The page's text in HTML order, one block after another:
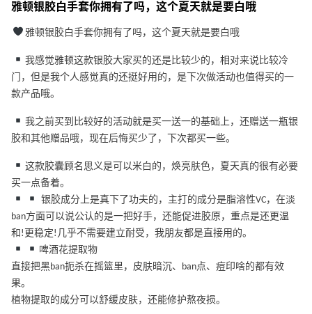
雅顿银胶白手套你拥有了吗，这个夏天就是要白哦
雅顿银胶白手套你拥有了吗，这个夏天就是要白哦
我感觉雅顿这款银胶大家买的还是比较少的，相对来说比较冷
门，但是我个人感觉真的还挺好用的，是下次做活动也值得买的一
款产品哦。
我之前买到比较好的活动就是买一送一的基础上，还赠送一瓶银
胶和其他赠品哦，现在后悔买少了，下次都买一些。
这款胶囊顾名思义是可以米白的，焕亮肤色，夏天真的很有必要
买一点备着。
银胶成分上是真下了功夫的，主打的成分是脂溶性VC，在淡
ban方面可以说公认的是一把好手，还能促进胶原，重点是还更温
和!更稳定!几乎不需要建立耐受，我朋友都是直接用的。
啤酒花提取物
直接把黑ban扼杀在摇篮里，皮肤暗沉、ban点、痘印啥的都有效
果。
植物提取的成分可以舒缓皮肤，还能修护熬夜损。